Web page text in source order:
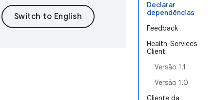
Declarar
dependências
Feedback
Health-Services-
Client
Versão 1.1
Versão 1.0
Cliente da